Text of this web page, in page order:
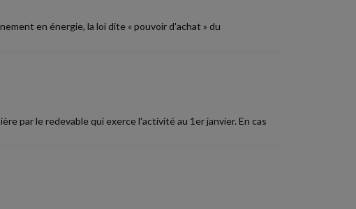
en énergie, la loi dite « pouvoir d'achat » du
par le redevable qui exerce l'activité au 1er janvier. En cas